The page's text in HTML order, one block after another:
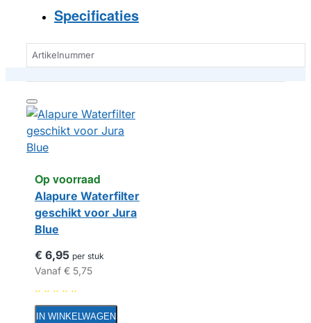
Specificaties
Artikelnummer
Op voorraad
Alapure ​​​​​​Waterfilter
geschikt voor Jura
Blue
€ 6,95 per stuk
Vanaf € 5,75
IN WINKELWAGEN